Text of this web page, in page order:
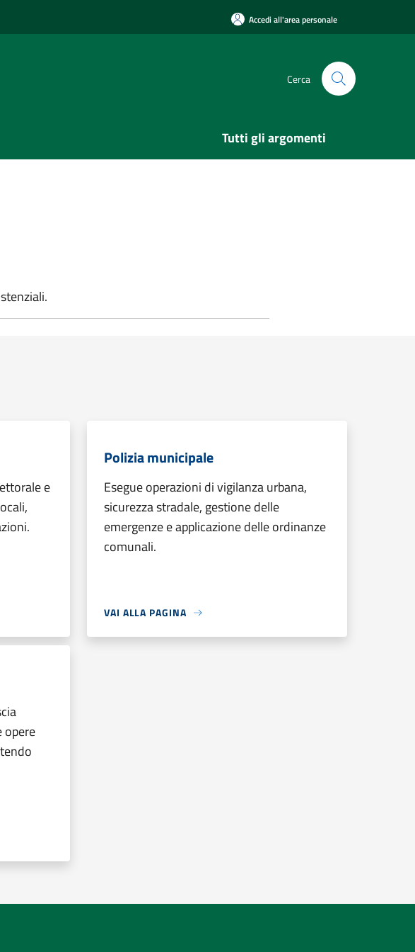
Accedi all'area personale
Cerca
Tutti gli argomenti
e
Polizia municipale
Esegue operazioni di vigilanza urbana,
sicurezza stradale, gestione delle
emergenze e applicazione delle ordinanze
comunali.
VAI ALLA PAGINA
opere